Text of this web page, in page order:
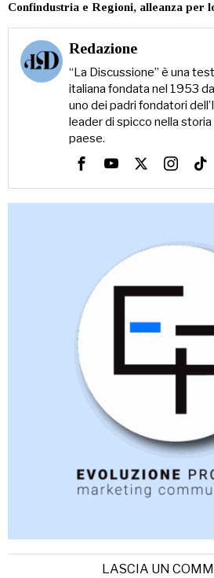
Confindustria e Regioni, alleanza per
Redazione
“La Discussione” è una
italiana fondata nel 1953
uno dei padri fondatori
leader di spicco nella
paese.
LASCIA UN